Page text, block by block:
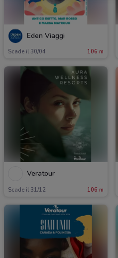
Eden Viaggi
Scade il 30/04 106 m
Veratour
Scade il 31/12 106 m